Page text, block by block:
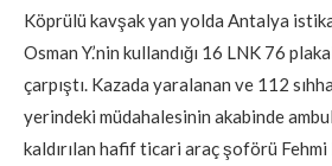
Köprülü kavşak yan yolda Antalya
Osman Y.’nin kullandığı 16 LNK 76
çarpıştı. Kazada yaralanan ve 112
yerindeki müdahalesinin akabinde
kaldırılan hafif ticari araç şoförü Fehmi